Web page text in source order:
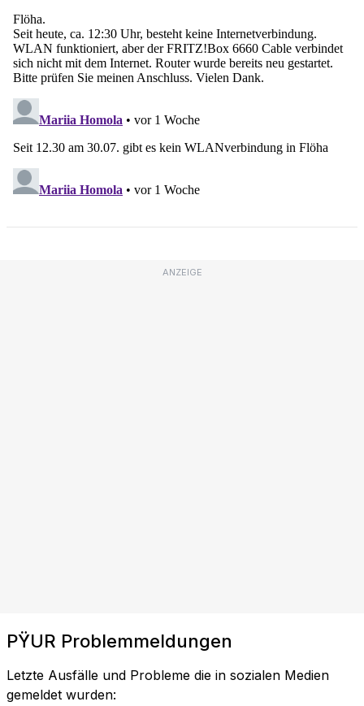
ANZEIGE
PŸUR Problemmeldungen
Letzte Ausfälle und Probleme die in sozialen Medien
gemeldet wurden: